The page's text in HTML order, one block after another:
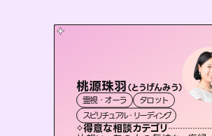
桃源珠羽（とうげんみう）
霊視・オーラ
タロット
スピリチュアル・リーディング
得意な相談カテゴリ
彗望（すいぼう）
霊視・オーラ 透視
スピリチュアル・リーディング
得意な相談カテゴリ
アイリス -iris-
西洋占星術 タロット
ルーン
セラピスト理恵
霊視・オーラ
スピリチュアル・リーディン
おう 霊感オ
霊視・オーラ
オラクルカード
未来視師＊花
霊視・オーラ 心